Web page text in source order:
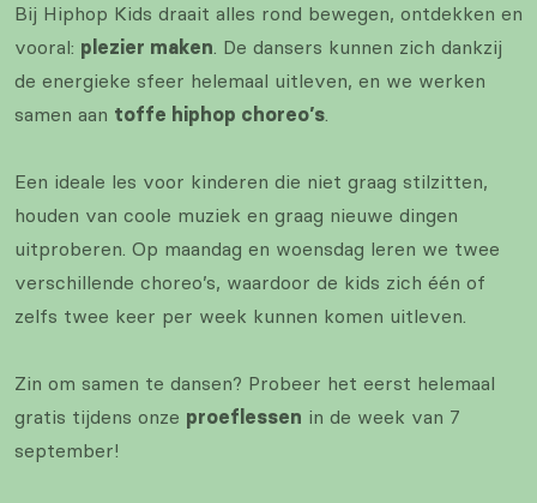
Bij Hiphop Kids draait alles rond bewegen, ontdekken en
vooral: plezier maken. De dansers kunnen zich dankzij
de energieke sfeer helemaal uitleven, en we werken
samen aan toffe hiphop choreo’s.
Een ideale les voor kinderen die niet graag stilzitten,
houden van coole muziek en graag nieuwe dingen
uitproberen. Op maandag en woensdag leren we twee
verschillende choreo’s, waardoor de kids zich één of
zelfs twee keer per week kunnen komen uitleven.
Zin om samen te dansen? Probeer het eerst helemaal
gratis tijdens onze proeflessen in de week van 7
september!